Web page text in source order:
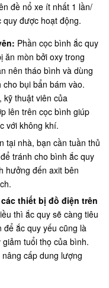
đề nổ xe ít nhất 1 lần/
được hoạt động.
Phần cọc bình ắc quy
ăn mòn bởi oxy trong
nên tháo bình và dùng
bụi bẩn bám vào.
kỹ thuật viên của
lên trên cọc bình giúp
với không khí.
tại nhà, bạn cần tuần thủ
tránh cho bình ắc quy
hưởng đến axit bên
thiết bị đồ điện trên
thì ắc quy sẽ càng tiêu
ắc quy yếu cũng là
tuổi thọ của bình.
cấp dung lượng